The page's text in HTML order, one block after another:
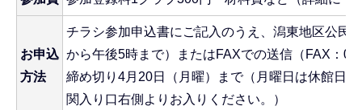
お申込
方法
チラシ参加申込書にご記入のうえ、潟東地区公民
から午後5時まで）またはFAXでの送信（FAX：
締め切り4月20日（月曜）まで（月曜日は休館日
関入り口右側よりお入りください。）